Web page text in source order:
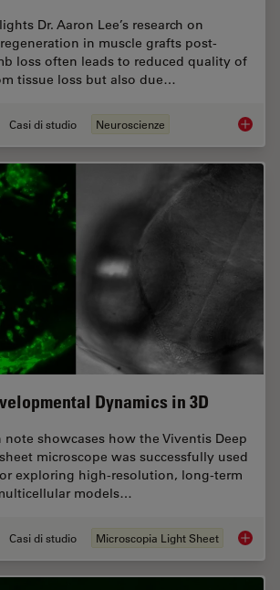
Dr. Aaron Lee’s research on
in muscle grafts post-
loss often leads to reduced quality of
tissue loss but also due…
Casi di studio Neuroscienze How to
Dynamics in 3D
showcases how the Viventis Deep
microscope was successfully used
exploring high-resolution, long-term
models…
Casi di studio Microscopia Light Sheet